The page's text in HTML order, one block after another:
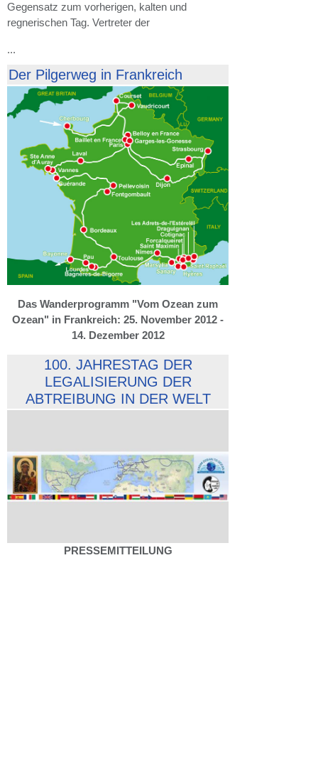
Gegensatz zum vorherigen, kalten und
regnerischen Tag. Vertreter der
...
Der Pilgerweg in Frankreich
Das Wanderprogramm "Vom Ozean zum
Ozean" in Frankreich: 25. November 2012 -
14. Dezember 2012
100. JAHRESTAG DER
LEGALISIERUNG DER
ABTREIBUNG IN DER WELT
PRESSEMITTEILUNG